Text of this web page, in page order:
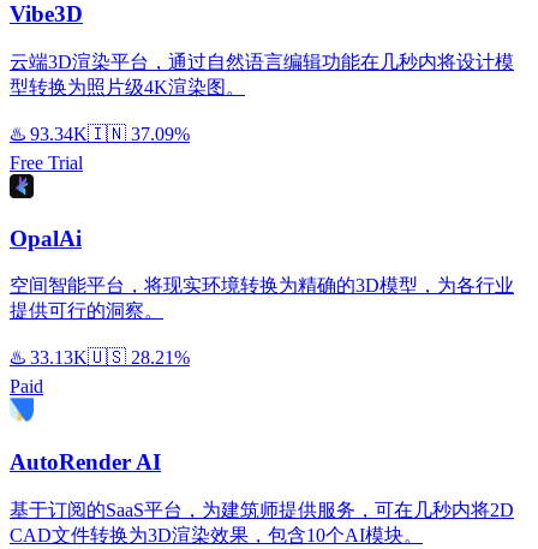
Vibe3D
云端3D渲染平台，通过自然语言编辑功能在几秒内将设计模
型转换为照片级4K渲染图。
♨️ 93.34K🇮🇳 37.09%
Free Trial
OpalAi
空间智能平台，将现实环境转换为精确的3D模型，为各行业
提供可行的洞察。
♨️ 33.13K🇺🇸 28.21%
Paid
AutoRender AI
基于订阅的SaaS平台，为建筑师提供服务，可在几秒内将2D
CAD文件转换为3D渲染效果，包含10个AI模块。